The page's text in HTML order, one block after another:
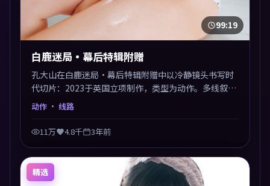
99:19
白鹿迷局·幕后特辑附赠
孔大山在白鹿迷局·幕后特辑附赠中以冷静镜头书写时
代切片：2023于英国立项制作，类型为动作。多线叙事
交汇于终局，真相与救赎并行，适合喜欢细读表演的影
像。
动作 · 线路
11万 4.8千 3年前
精选